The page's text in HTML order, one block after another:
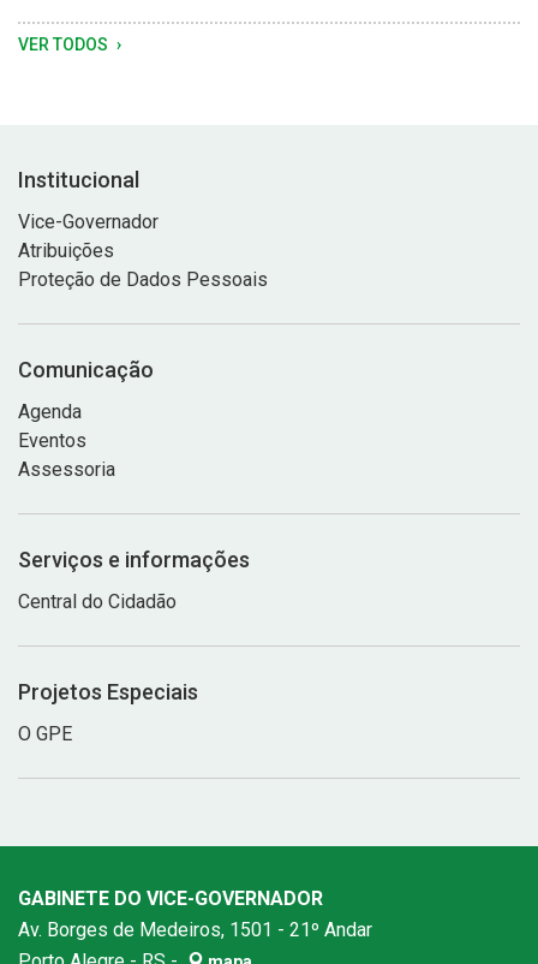
VER TODOS
Institucional
Vice-Governador
Atribuições
Proteção de Dados Pessoais
Comunicação
Agenda
Eventos
Assessoria
Serviços e informações
Central do Cidadão
Projetos Especiais
O GPE
GABINETE DO VICE-GOVERNADOR
Av. Borges de Medeiros, 1501 - 21º Andar